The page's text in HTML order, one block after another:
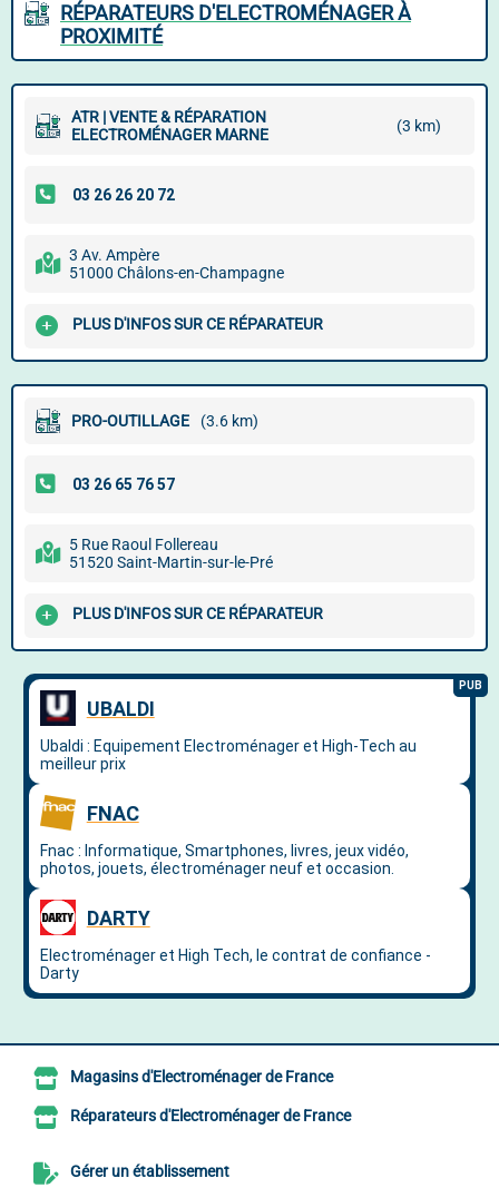
RÉPARATEURS D'ELECTROMÉNAGER À
PROXIMITÉ
ATR | VENTE & RÉPARATION
ELECTROMÉNAGER MARNE
(3 km)
3 Av. Ampère
51000 Châlons-en-Champagne
PLUS D'INFOS SUR CE RÉPARATEUR
PRO-OUTILLAGE (3.6 km)
5 Rue Raoul Follereau
51520 Saint-Martin-sur-le-Pré
PLUS D'INFOS SUR CE RÉPARATEUR
Magasins d'Electroménager de France
Réparateurs d'Electroménager de France
Gérer un établissement